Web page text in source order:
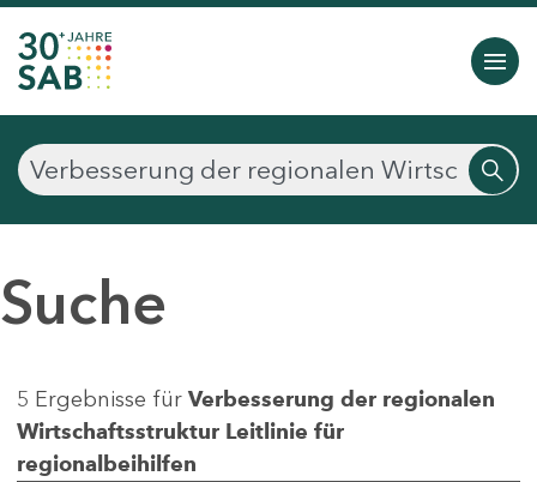
Suche
5 Ergebnisse für Verbesserung der regionalen
Wirtschaftsstruktur Leitlinie für
regionalbeihilfen